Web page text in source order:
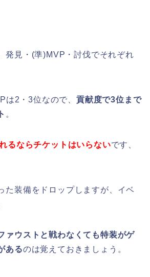
発見・(準)MVP・討伐でそれぞれ
は2・3位なので、貢献度で3位まで
。
るならチケットはいらないです、
た装備をドロップしますが、イベ
ァウストと戦わなくても特装がゲ
あるのは覚えておきましょう。